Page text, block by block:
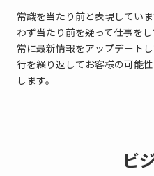
常識を当たり前と表現してい
わず当たり前を疑って仕事をし
常に最新情報をアップデート
行を繰り返してお客様の可能
します。
ビ